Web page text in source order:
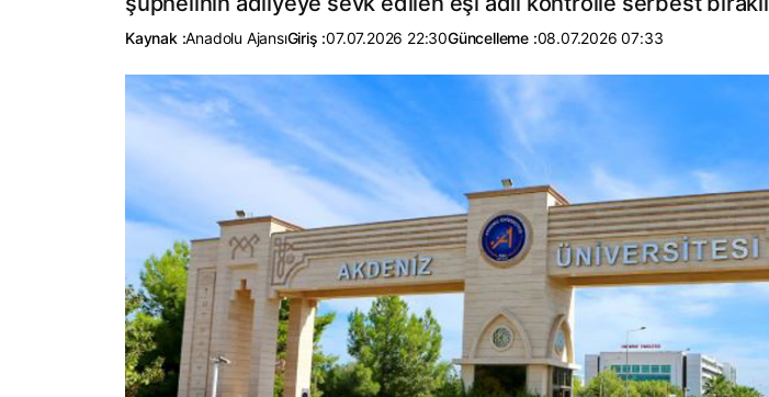
Kaynak :Anadolu AjansıGiriş :07.07.2026 22:30Güncelleme :08.07.2026 07:33